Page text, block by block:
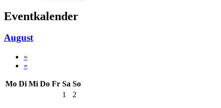
Eventkalender
August
«
»
Mo Di Mi Do Fr Sa So
1
2